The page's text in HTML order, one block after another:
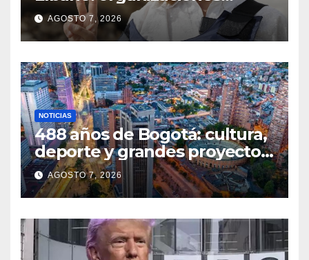
denuncian ataques y exigen
justicia
AGOSTO 7, 2026
NOTICIAS
488 años de Bogotá: cultura,
deporte y grandes proyectos
marcan el aniversario de la
capital
AGOSTO 7, 2026